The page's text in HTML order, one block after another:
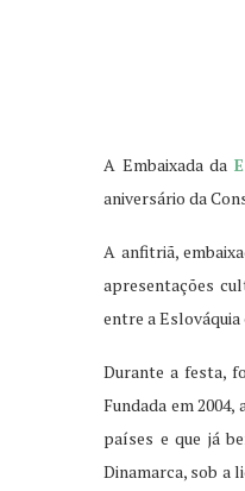
A Embaixada da
aniversário da
A anfitriã,
apresentações
entre a Eslováquia
Durante a festa,
Fundada em
países e que já
Dinamarca, sob a